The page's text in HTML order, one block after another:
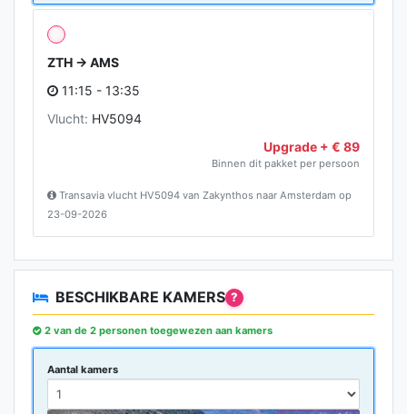
ZTH → AMS
11:15 - 13:35
Vlucht: HV5094
Upgrade + € 89
Binnen dit pakket per persoon
Transavia vlucht HV5094 van Zakynthos naar Amsterdam op
23-09-2026
BESCHIKBARE KAMERS ?
2 van de 2 personen toegewezen aan kamers
Aantal kamers